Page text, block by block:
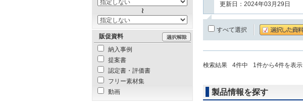
更新日：2024年03月29日
すべて選択
検索結果 4件中 1件から4件を表示
製品情報を探す
販促資料
納入事例
提案書
認定書・評価書
フリー素材集
動画